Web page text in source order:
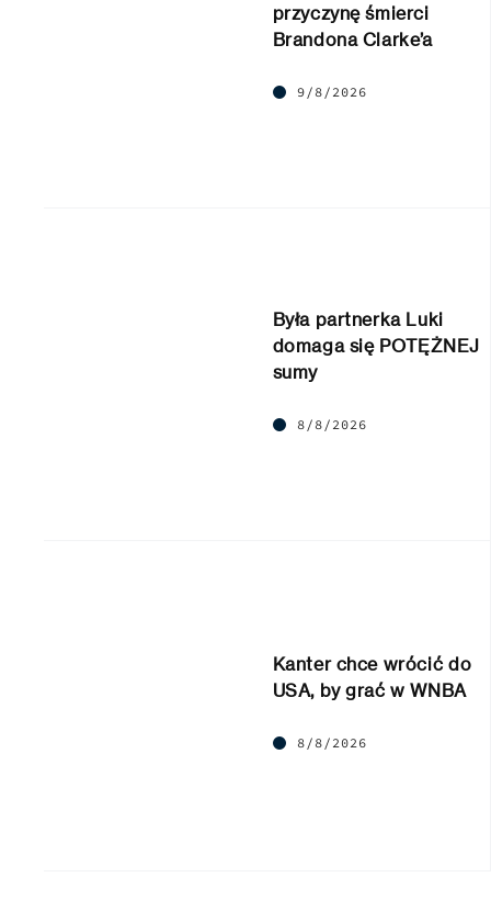
przyczynę śmierci
Brandona Clarke’a
9/8/2026
Była partnerka Luki
domaga się POTĘŻNEJ
sumy
8/8/2026
Kanter chce wrócić do
USA, by grać w WNBA
8/8/2026